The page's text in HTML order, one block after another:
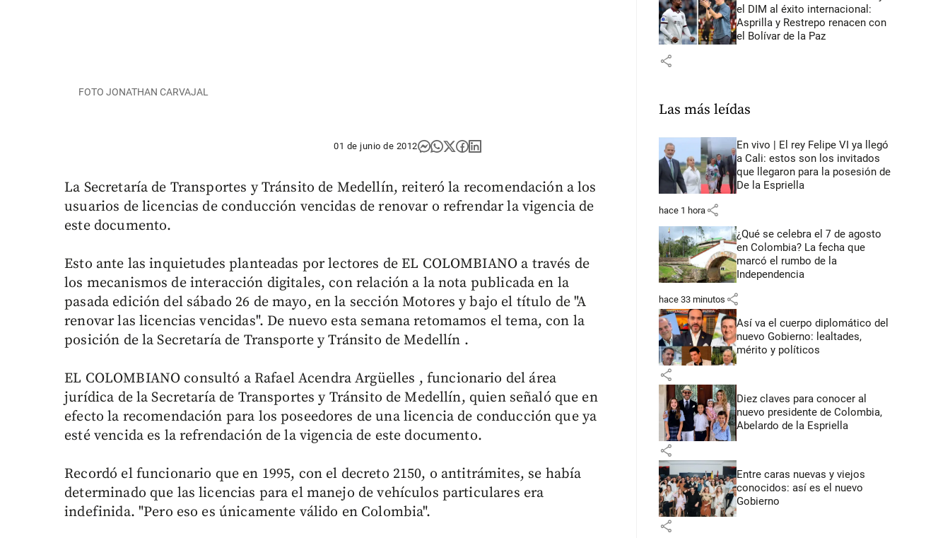
FOTO JONATHAN CARVAJAL
01 de junio de 2012
La Secretaría de Transportes y Tránsito de Medellín, reiteró la recomendación a los
usuarios de licencias de conducción vencidas de renovar o refrendar la vigencia de
este documento.
Esto ante las inquietudes planteadas por lectores de EL COLOMBIANO a través de
los mecanismos de interacción digitales, con relación a la nota publicada en la
pasada edición del sábado 26 de mayo, en la sección Motores y bajo el título de "A
renovar las licencias vencidas". De nuevo esta semana retomamos el tema, con la
posición de la Secretaría de Transporte y Tránsito de Medellín .
EL COLOMBIANO consultó a Rafael Acendra Argüelles , funcionario del área
jurídica de la Secretaría de Transportes y Tránsito de Medellín, quien señaló que en
efecto la recomendación para los poseedores de una licencia de conducción que ya
esté vencida es la refrendación de la vigencia de este documento.
Recordó el funcionario que en 1995, con el decreto 2150, o antitrámites, se había
determinado que las licencias para el manejo de vehículos particulares era
indefinida. "Pero eso es únicamente válido en Colombia".
el DIM al éxito internacional:
Asprilla y Restrepo renacen con
el Bolívar de la Paz
share
Las más leídas
En vivo | El rey Felipe VI ya llegó
a Cali: estos son los invitados
que llegaron para la posesión de
De la Espriella
hace 1 hora share
¿Qué se celebra el 7 de agosto
en Colombia? La fecha que
marcó el rumbo de la
Independencia
hace 33 minutos share
Así va el cuerpo diplomático del
nuevo Gobierno: lealtades,
mérito y políticos
share
Diez claves para conocer al
nuevo presidente de Colombia,
Abelardo de la Espriella
share
Entre caras nuevas y viejos
conocidos: así es el nuevo
Gobierno
share